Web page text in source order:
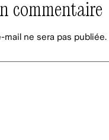
commentaire
mail ne sera pas publiée.